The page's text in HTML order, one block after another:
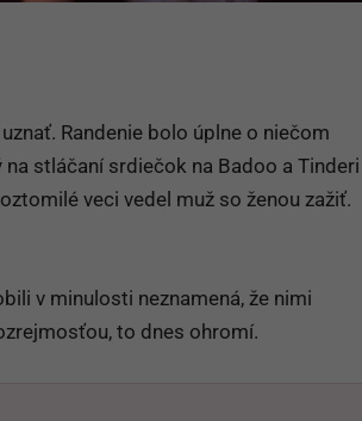
Randenie bolo úplne o niečom
stláčaní srdiečok na Badoo a Tinderi
veci vedel muž so ženou zažiť.
v minulosti neznamená, že nimi
to dnes ohromí.